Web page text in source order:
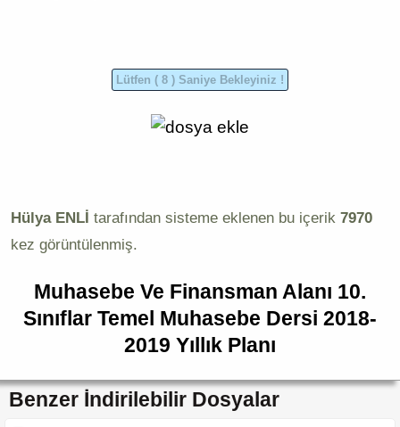
Hülya ENLİ tarafından sisteme eklenen bu içerik 7970
kez görüntülenmiş.
Muhasebe Ve Finansman Alanı 10.
Sınıflar Temel Muhasebe Dersi 2018-
2019 Yıllık Planı
Benzer İndirilebilir Dosyalar